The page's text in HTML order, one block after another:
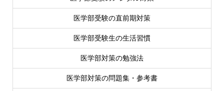
医学部受験の直前期対策
医学部受験生の生活習慣
医学部対策の勉強法
医学部対策の問題集・参考書